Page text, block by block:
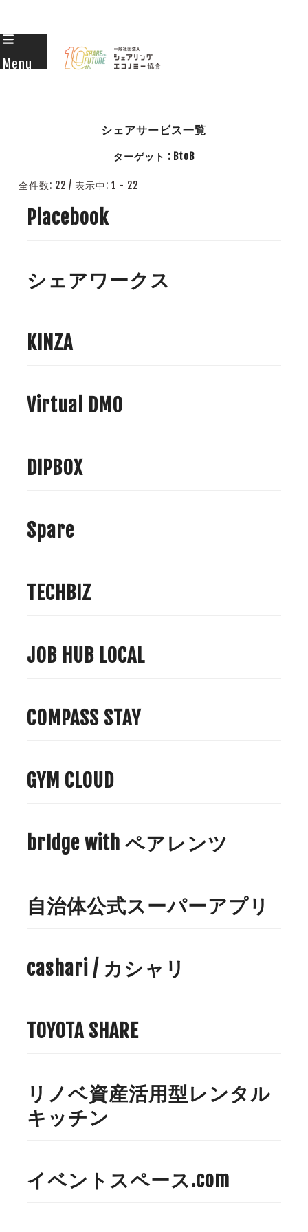
Skip
toMenu
シェアサービス一覧
ターゲット : BtoB
全件数: 22 / 表示中: 1 - 22
Placebook
シェアワークス
KINZA
Virtual DMO
DIPBOX
Spare
TECHBIZ
JOB HUB LOCAL
COMPASS STAY
GYM CLOUD
brIdge with ペアレンツ
自治体公式スーパーアプリ
cashari / カシャリ
TOYOTA SHARE
リノベ資産活用型レンタル
キッチン
イベントスペース.com